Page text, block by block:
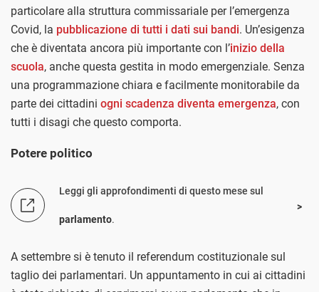
particolare alla struttura commissariale per l’emergenza
Covid, la pubblicazione di tutti i dati sui bandi. Un’esigenza
che è diventata ancora più importante con l’inizio della
scuola, anche questa gestita in modo emergenziale. Senza
una programmazione chiara e facilmente monitorabile da
parte dei cittadini ogni scadenza diventa emergenza, con
tutti i disagi che questo comporta.
Potere politico
Leggi gli approfondimenti di questo mese sul
parlamento.
A settembre si è tenuto il referendum costituzionale sul
taglio dei parlamentari. Un appuntamento in cui ai cittadini